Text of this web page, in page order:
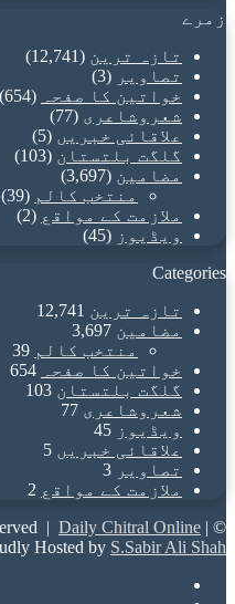
زمرے
تازہ ترین (12,741)
تصاویر (3)
خواتین کا صفحہ
(654)
شعروشاعری (77)
علاقائی خبریں (5)
گلگت بلتستان (103)
مضامین (3,697)
منتخب کالم (39)
ملازمت کے مواقع (2)
ویڈیوز (45)
Categories
تازہ ترین 12,741
مضامین 3,697
منتخب کالم 39
خواتین کا صفحہ
654
گلگت بلتستان 103
شعروشاعری 77
ویڈیوز 45
علاقائی خبریں 5
تصاویر 3
ملازمت کے مواقع 2
© Copyright 2026, All Rights Reserved |
Daily Chitral Online |
Hosted by S.Sabir Ali Shah